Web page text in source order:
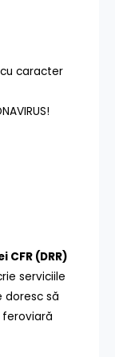
caracter
(DRR)
serviciile
doresc să